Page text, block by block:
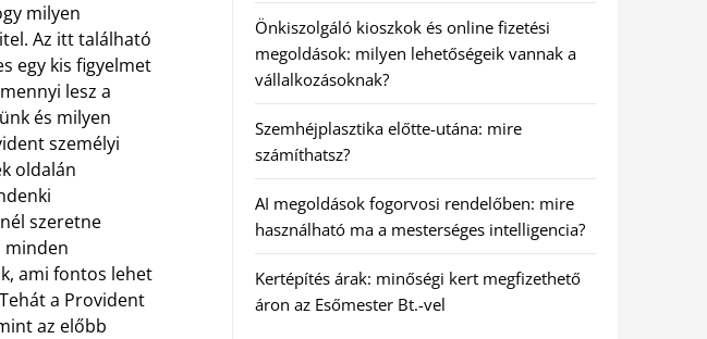
milyen
Az itt található
egy kis figyelmet
lesz a
és milyen
személyi
oldalán
szeretne
minden
ami fontos lehet
a Provident
az előbb
Önkiszolgáló kioszkok és online fizetési
megoldások: milyen lehetőségeik vannak a
vállalkozásoknak?
Szemhéjplasztika előtte-utána: mire
számíthatsz?
AI megoldások fogorvosi rendelőben: mire
használható ma a mesterséges intelligencia?
Kertépítés árak: minőségi kert megfizethető
áron az Esőmester Bt.-vel